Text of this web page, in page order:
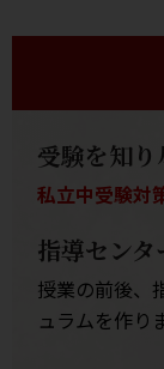
受験を知
私立中受験対
指導セン
授業の前後、
ュラムを作り